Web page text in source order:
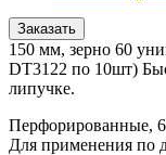
Заказать
150 мм, зерно 60
DT3122 по 10шт)
липучке.
Перфорированные,
Для применения по